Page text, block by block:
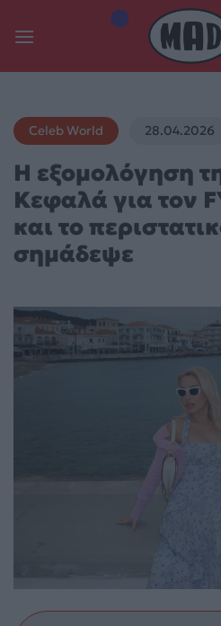
Celeb World 28.04.2026
Η εξομολόγηση
Κεφαλά για τον
και το
σημάδεψε